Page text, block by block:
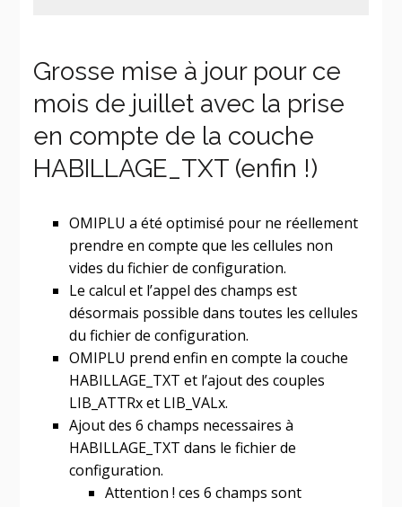
Grosse mise à jour pour ce
mois de juillet avec la prise
en compte de la couche
HABILLAGE_TXT (enfin !)
OMIPLU a été optimisé pour ne réellement
prendre en compte que les cellules non
vides du fichier de configuration.
Le calcul et l’appel des champs est
désormais possible dans toutes les cellules
du fichier de configuration.
OMIPLU prend enfin en compte la couche
HABILLAGE_TXT et l’ajout des couples
LIB_ATTRx et LIB_VALx.
Ajout des 6 champs necessaires à
HABILLAGE_TXT dans le fichier de
configuration.
Attention ! ces 6 champs sont